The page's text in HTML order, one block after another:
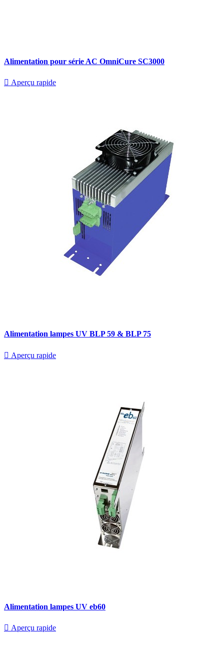
Alimentation pour série AC OmniCure SC3000
 Aperçu rapide
Alimentation lampes UV BLP 59 & BLP 75
 Aperçu rapide
Alimentation lampes UV eb60
 Aperçu rapide